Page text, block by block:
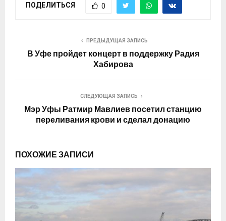
ПОДЕЛИТЬСЯ 0
ПРЕДЫДУЩАЯ ЗАПИСЬ
В Уфе пройдет концерт в поддержку Радия
Хабирова
СЛЕДУЮЩАЯ ЗАПИСЬ
Мэр Уфы Ратмир Мавлиев посетил станцию
переливания крови и сделал донацию
ПОХОЖИЕ ЗАПИСИ